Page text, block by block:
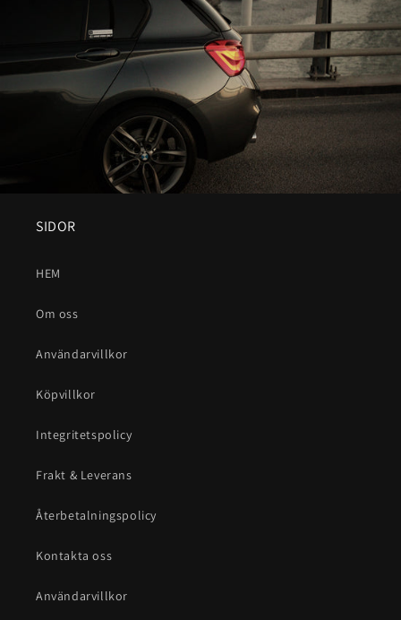
SIDOR
HEM
Om oss
Användarvillkor
Köpvillkor
Integritetspolicy
Frakt & Leverans
Återbetalningspolicy
Kontakta oss
Användarvillkor